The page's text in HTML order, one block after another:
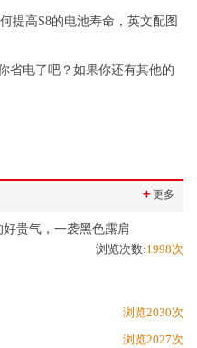
省电了吧？如果你还有其他的
＋更多
好贵气，一袭黑色露肩
浏览次数:1998次
浏览2030次
浏览2027次